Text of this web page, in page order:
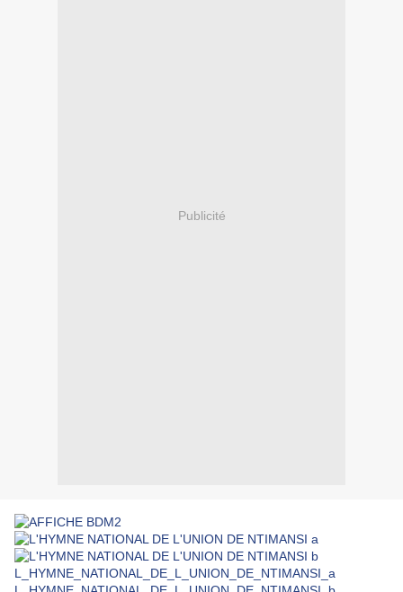
Publicité
L_HYMNE_NATIONAL_DE_L_UNION_DE_NTIMANSI_a